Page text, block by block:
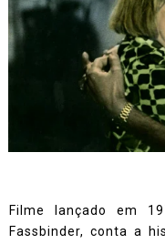
Filme lançado em
Fassbinder, conta a